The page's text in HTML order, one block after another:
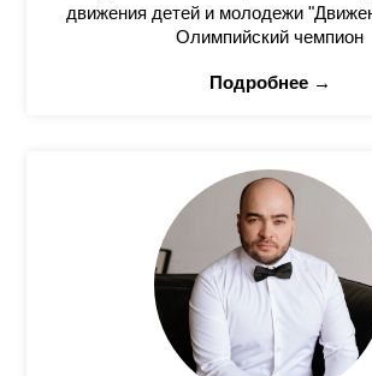
движения детей и молодежи
Олимпийский чемпион
Подробнее →